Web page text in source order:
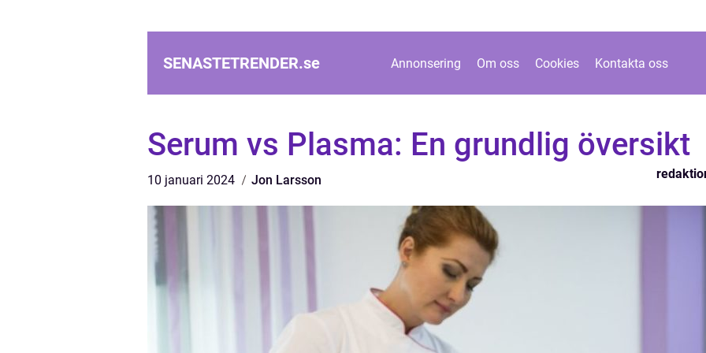
SENASTETRENDER.se Annonsering Om oss Cookies Kontakta oss
Serum vs Plasma: En grundlig översikt
10 januari 2024 Jon Larsson